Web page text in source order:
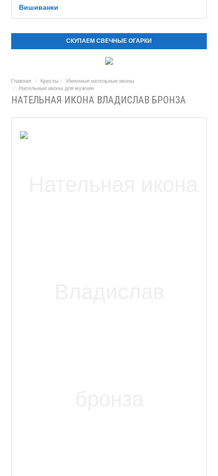
Вишиванки
СКУПАЕМ СВЕЧНЫЕ ОГАРКИ
Главная Кресты
Именные нательные иконы
Нательные иконы для мужчин
НАТЕЛЬНАЯ ИКОНА ВЛАДИСЛАВ БРОНЗА